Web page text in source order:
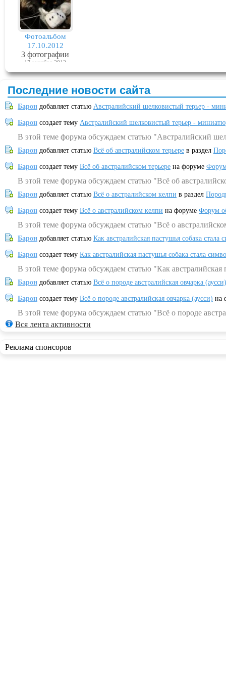
Фотоальбом
17.10.2012
3 фотографии
17 октября 2012
Последние новости сайта
Барон добавляет статью Австралийский шелковистый терьер -
Барон создает тему Австралийский шелковистый терьер -
В этой теме форума обсуждаем статью "Австралийский
Барон добавляет статью Всё об австралийском терьере в раздел
Барон создает тему Всё об австралийском терьере на форуме
В этой теме форума обсуждаем статью "Всё об
Барон добавляет статью Всё о австралийском келпи в раздел
Барон создает тему Всё о австралийском келпи на форуме Форум
В этой теме форума обсуждаем статью "Всё о
Барон добавляет статью Как австралийская пастушья собака
Барон создает тему Как австралийская пастушья собака стала
В этой теме форума обсуждаем статью "Как
Барон добавляет статью Всё о породе австралийская овчарка (аусси)
Барон создает тему Всё о породе австралийская овчарка (аусси) на
В этой теме форума обсуждаем статью "Всё о породе
Вся лента активности
Реклама спонсоров